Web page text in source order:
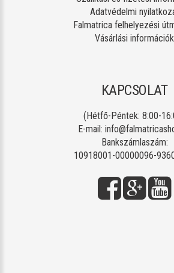
Adatvédelmi
Falmatrica felhelyezési
Vásárlási információk
KAPCSOLAT
(Hétfő-Péntek: 8:00-
E-mail:
Bankszámlaszám:
10918001-00000096-